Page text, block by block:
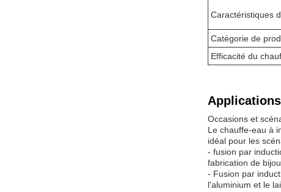
Caractéristiques
Catégorie de
Efficacité du
Occasions et
Le chauffe-eau à
idéal pour les
- fusion par
fabrication de
- Fusion par
l'aluminium et le